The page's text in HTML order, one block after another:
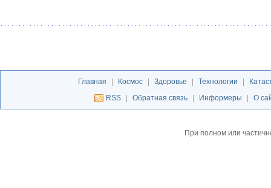
Главная Космос Здоровье Технологии
RSS
Обратная связь Информеры О
При полном или